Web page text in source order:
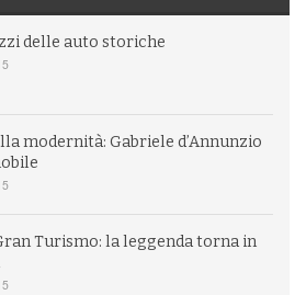
delle auto storiche
modernità: Gabriele d’Annunzio
Turismo: la leggenda torna in